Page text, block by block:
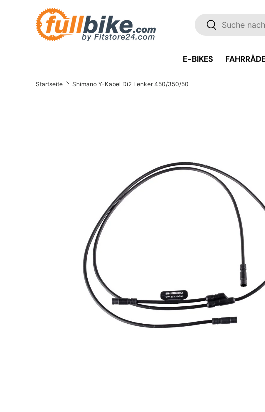
Direkt zum Inhalt SUCHEN
Suchen
E-BIKES
Startseite Shimano Y-Kabel Di2 Lenker 450/350/50